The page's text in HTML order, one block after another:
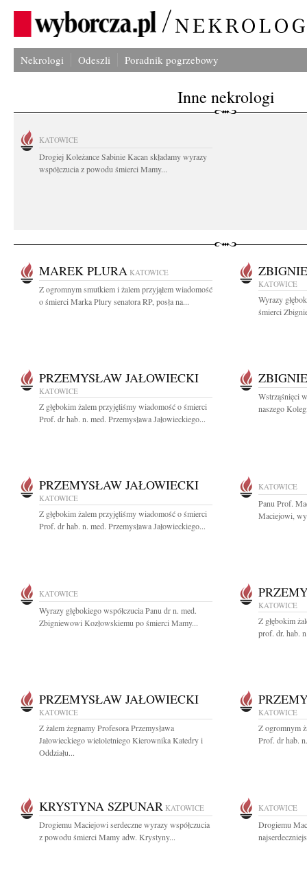
Nekrologi Odeszli Poradnik pogrzebowy
Inne nekrologi
KATOWICE
Drogiej Koleżance Sabinie Kacan składamy wyrazy
współczucia z powodu śmierci Mamy...
MAREK PLURA KATOWICE
Z ogromnym smutkiem i żalem przyjąłem wiadomość
o śmierci Marka Plury senatora RP, posła na...
KATOWICE
Wyrazy
śmierci
PRZEMYSŁAW JAŁOWIECKI
KATOWICE
Z głębokim żalem przyjęliśmy wiadomość o śmierci
Prof. dr hab. n. med. Przemysława Jałowieckiego...
Wstrząśnięci
naszego
PRZEMYSŁAW JAŁOWIECKI
KATOWICE
Z głębokim żalem przyjęliśmy wiadomość o śmierci
Prof. dr hab. n. med. Przemysława Jałowieckiego...
KATOWICE
Panu Prof.
Maciejowi,
KATOWICE
Wyrazy głębokiego współczucia Panu dr n. med.
Zbigniewowi Kozłowskiemu po śmierci Mamy...
KATOWICE
Z głębokim
prof. dr. hab.
PRZEMYSŁAW JAŁOWIECKI
KATOWICE
Z żalem żegnamy Profesora Przemysława
Jałowieckiego wieloletniego Kierownika Katedry i
Oddziału...
KATOWICE
Z ogromnym
Prof. dr hab.
KRYSTYNA SZPUNAR KATOWICE
Drogiemu Maciejowi serdeczne wyrazy współczucia
z powodu śmierci Mamy adw. Krystyny...
KATOWICE
Drogiemu